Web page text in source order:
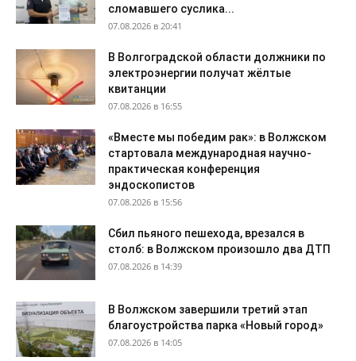
сломавшего суслика...
07.08.2026 в 20:41
В Волгоградской области должники по
электроэнергии получат жёлтые
квитанции
07.08.2026 в 16:55
«Вместе мы победим рак»: в Волжском
стартовала международная научно-
практическая конференция
эндоскопистов
07.08.2026 в 15:56
Сбил пьяного пешехода, врезался в
столб: в Волжском произошло два ДТП
07.08.2026 в 14:39
В Волжском завершили третий этап
благоустройства парка «Новый город»
07.08.2026 в 14:05